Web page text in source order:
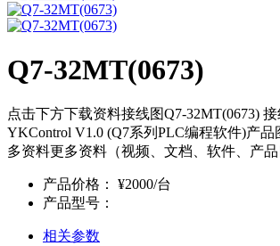
Q7-32MT(0673)
点击下方下载资料接线图Q7-32MT(0673)
YKControl V1.0 (Q7系列PLC编程软件)产
多资料更多资料（视频、文档、软件、产
产品价格：
¥2000/台
产品型号：
相关参数